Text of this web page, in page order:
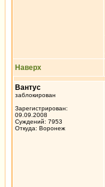
Наверх
Вантус
заблокирован
Зарегистрирован:
09.09.2008
Суждений: 7953
Откуда: Воронеж